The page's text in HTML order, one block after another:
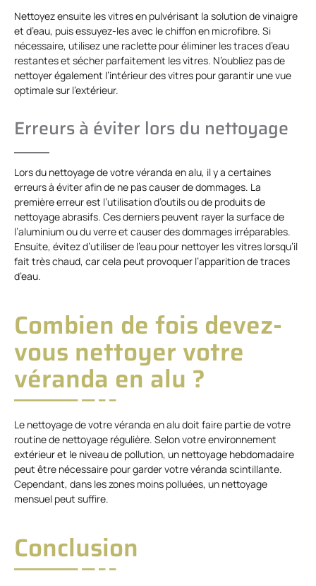
Nettoyez ensuite les vitres en pulvérisant la solution de vinaigre
et d’eau, puis essuyez-les avec le chiffon en microfibre. Si
nécessaire, utilisez une raclette pour éliminer les traces d’eau
restantes et sécher parfaitement les vitres. N’oubliez pas de
nettoyer également l’intérieur des vitres pour garantir une vue
optimale sur l’extérieur.
Erreurs à éviter lors du nettoyage
Lors du nettoyage de votre véranda en alu, il y a certaines
erreurs à éviter afin de ne pas causer de dommages. La
première erreur est l’utilisation d’outils ou de produits de
nettoyage abrasifs. Ces derniers peuvent rayer la surface de
l’aluminium ou du verre et causer des dommages irréparables.
Ensuite, évitez d’utiliser de l’eau pour nettoyer les vitres lorsqu’il
fait très chaud, car cela peut provoquer l’apparition de traces
d’eau.
Combien de fois devez-
vous nettoyer votre
véranda en alu ?
Le nettoyage de votre véranda en alu doit faire partie de votre
routine de nettoyage régulière. Selon votre environnement
extérieur et le niveau de pollution, un nettoyage hebdomadaire
peut être nécessaire pour garder votre véranda scintillante.
Cependant, dans les zones moins polluées, un nettoyage
mensuel peut suffire.
Conclusion